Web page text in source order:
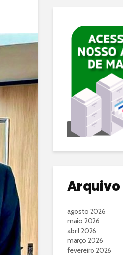
Arquivo
agosto 2026
maio 2026
abril 2026
março 2026
fevereiro 2026